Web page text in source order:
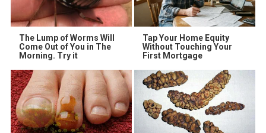
The Lump of Worms Will
Come Out of You in The
Morning. Try it
Tap Your Home Equity
Without Touching Your
First Mortgage